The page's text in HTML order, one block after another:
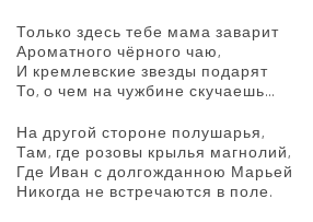
Только здесь тебе мама заварит
Ароматного чёрного чаю,
И кремлевские звезды подарят
То, о чем на чужбине скучаешь…
На другой стороне полушарья,
Там, где розовы крылья магнолий,
Где Иван с долгожданною Марьей
Никогда не встречаются в поле.